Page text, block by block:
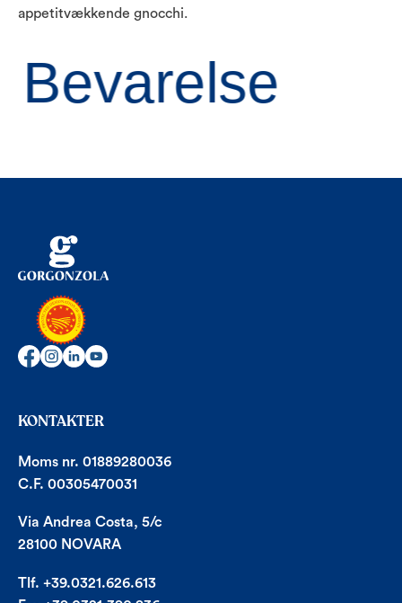
appetitvækkende gnocchi.
Bevarelse
KONTAKTER
Moms nr. 01889280036
C.F. 00305470031
Via Andrea Costa, 5/c
28100 NOVARA
Tlf. +39.0321.626.613